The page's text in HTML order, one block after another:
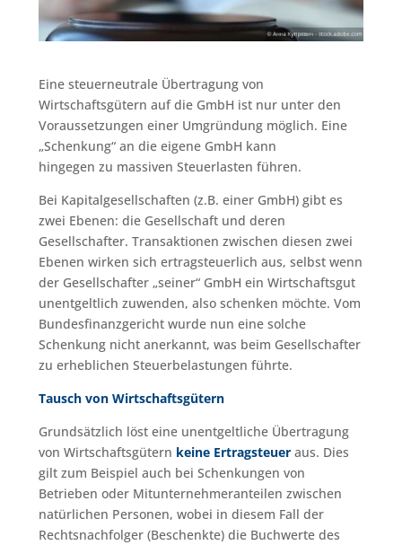
Eine steuerneutrale Übertragung von
Wirtschaftsgütern auf die GmbH ist nur unter den
Voraussetzungen einer Umgründung möglich. Eine
„Schenkung“ an die eigene GmbH kann
hingegen zu massiven Steuerlasten führen.
Bei Kapitalgesellschaften (z.B. einer GmbH) gibt es
zwei Ebenen: die Gesellschaft und deren
Gesellschafter. Transaktionen zwischen diesen zwei
Ebenen wirken sich ertragsteuerlich aus, selbst wenn
der Gesellschafter „seiner“ GmbH ein Wirtschaftsgut
unentgeltlich zuwenden, also schenken möchte. Vom
Bundesfinanzgericht wurde nun eine solche
Schenkung nicht anerkannt, was beim Gesellschafter
zu erheblichen Steuerbelastungen führte.
Tausch von Wirtschaftsgütern
Grundsätzlich löst eine unentgeltliche Übertragung
von Wirtschaftsgütern keine Ertragsteueraus. Dies
gilt zum Beispiel auch bei Schenkungen von
Betrieben oder Mitunternehmeranteilen zwischen
natürlichen Personen, wobei in diesem Fall der
Rechtsnachfolger (Beschenkte) die Buchwerte des